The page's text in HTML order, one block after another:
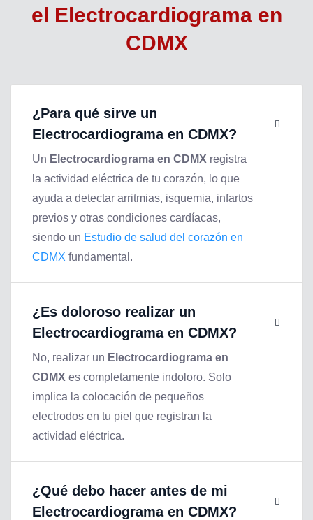
el Electrocardiograma en
CDMX
¿Para qué sirve un
Electrocardiograma en CDMX?
Un Electrocardiograma en CDMX registra
la actividad eléctrica de tu corazón, lo que
ayuda a detectar arritmias, isquemia, infartos
previos y otras condiciones cardíacas,
siendo un Estudio de salud del corazón en
CDMX fundamental.
¿Es doloroso realizar un
Electrocardiograma en CDMX?
No, realizar un Electrocardiograma en
CDMX es completamente indoloro. Solo
implica la colocación de pequeños
electrodos en tu piel que registran la
actividad eléctrica.
¿Qué debo hacer antes de mi
Electrocardiograma en CDMX?